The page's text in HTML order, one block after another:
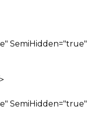
SemiHidden="true"
SemiHidden="true"